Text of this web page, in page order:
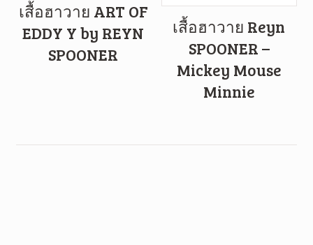
เสื้อฮาวาย ART OF
EDDY Y by REYN
SPOONER
เสื้อฮาวาย Reyn
SPOONER –
Mickey Mouse
Minnie